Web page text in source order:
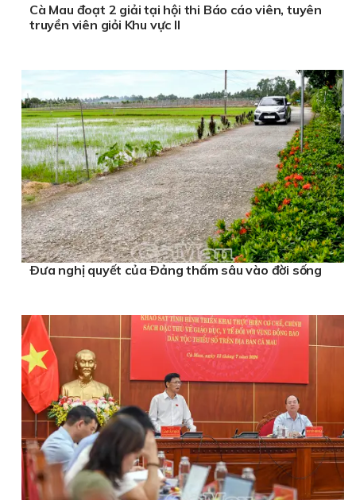
Cà Mau đoạt 2 giải tại hội thi Báo cáo viên, tuyên
truyền viên giỏi Khu vực II
Ðưa nghị quyết của Ðảng thấm sâu vào đời sống